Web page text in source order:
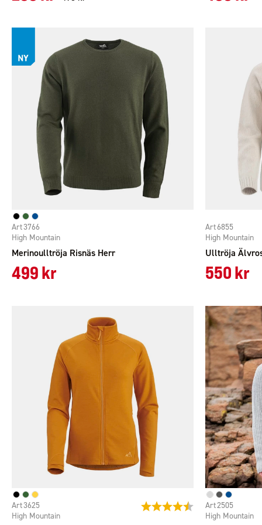
Merinoulltröja Risnäs Herr
High Mountain
3766
499 kr
Ulltröja
High Mountain
6855
550 kr
High Mountain
3625 Betyg: 4.5 utav 5 stjärnor
High Mountain
2505